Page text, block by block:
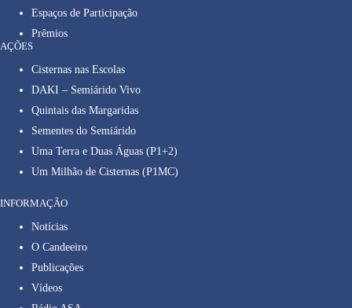
Espaços de Participação
Prêmios
AÇÕES
Cisternas nas Escolas
DAKI – Semiárido Vivo
Quintais das Margaridas
Sementes do Semiárido
Uma Terra e Duas Águas (P1+2)
Um Milhão de Cisternas (P1MC)
INFORMAÇÃO
Notícias
O Candeeiro
Publicações
Vídeos